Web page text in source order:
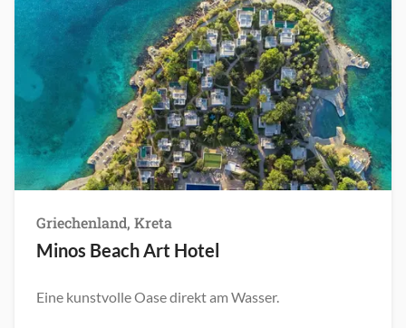
Griechenland, Kreta
Minos Beach Art Hotel
Eine kunstvolle Oase direkt am Wasser.